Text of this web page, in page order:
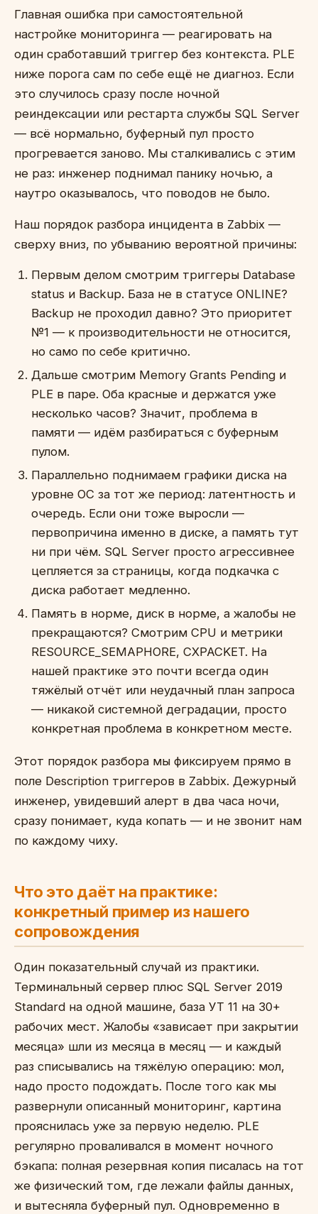
Главная ошибка при самостоятельной
настройке мониторинга — реагировать на
один сработавший триггер без контекста. PLE
ниже порога сам по себе ещё не диагноз. Если
это случилось сразу после ночной
реиндексации или рестарта службы SQL Server
— всё нормально, буферный пул просто
прогревается заново. Мы сталкивались с этим
не раз: инженер поднимал панику ночью, а
наутро оказывалось, что поводов не было.
Наш порядок разбора инцидента в Zabbix —
сверху вниз, по убыванию вероятной причины:
Первым делом смотрим триггеры Database
status и Backup. База не в статусе ONLINE?
Backup не проходил давно? Это приоритет
№1 — к производительности не относится,
но само по себе критично.
Дальше смотрим Memory Grants Pending и
PLE в паре. Оба красные и держатся уже
несколько часов? Значит, проблема в
памяти — идём разбираться с буферным
пулом.
Параллельно поднимаем графики диска на
уровне ОС за тот же период: латентность и
очередь. Если они тоже выросли —
первопричина именно в диске, а память тут
ни при чём. SQL Server просто агрессивнее
цепляется за страницы, когда подкачка с
диска работает медленно.
Память в норме, диск в норме, а жалобы не
прекращаются? Смотрим CPU и метрики
RESOURCE_SEMAPHORE, CXPACKET. На
нашей практике это почти всегда один
тяжёлый отчёт или неудачный план запроса
— никакой системной деградации, просто
конкретная проблема в конкретном месте.
Этот порядок разбора мы фиксируем прямо в
поле Description триггеров в Zabbix. Дежурный
инженер, увидевший алерт в два часа ночи,
сразу понимает, куда копать — и не звонит нам
по каждому чиху.
Что это даёт на практике:
конкретный пример из нашего
сопровождения
Один показательный случай из практики.
Терминальный сервер плюс SQL Server 2019
Standard на одной машине, база УТ 11 на 30+
рабочих мест. Жалобы «зависает при закрытии
месяца» шли из месяца в месяц — и каждый
раз списывались на тяжёлую операцию: мол,
надо просто подождать. После того как мы
развернули описанный мониторинг, картина
прояснилась уже за первую неделю. PLE
регулярно проваливался в момент ночного
бэкапа: полная резервная копия писалась на тот
же физический том, где лежали файлы данных,
и вытесняла буферный пул. Одновременно в